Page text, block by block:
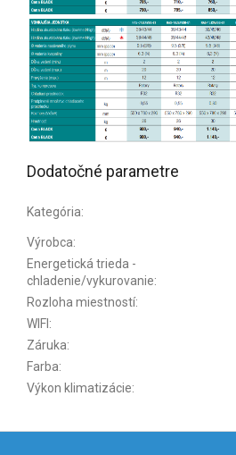
Dodatočné parametre
Kategória:
Výrobca:
Energetická trieda -
chladenie/vykurovanie:
Rozloha miestností:
WIFI :
Záruka:
Farba:
Výkon klimatizácie: